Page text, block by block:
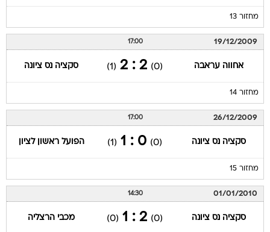
מחזור 13
19/12/2009
17:00
אחווה עראבה (0)
2 : 2
(1) סקציה נס ציונה
מחזור 14
26/12/2009
17:00
סקציה נס ציונה (0)
0 : 1
(1) הפועל ראשון לציון
מחזור 15
01/01/2010
14:30
סקציה נס ציונה (0)
2 : 1
(0) מכבי הרצליה